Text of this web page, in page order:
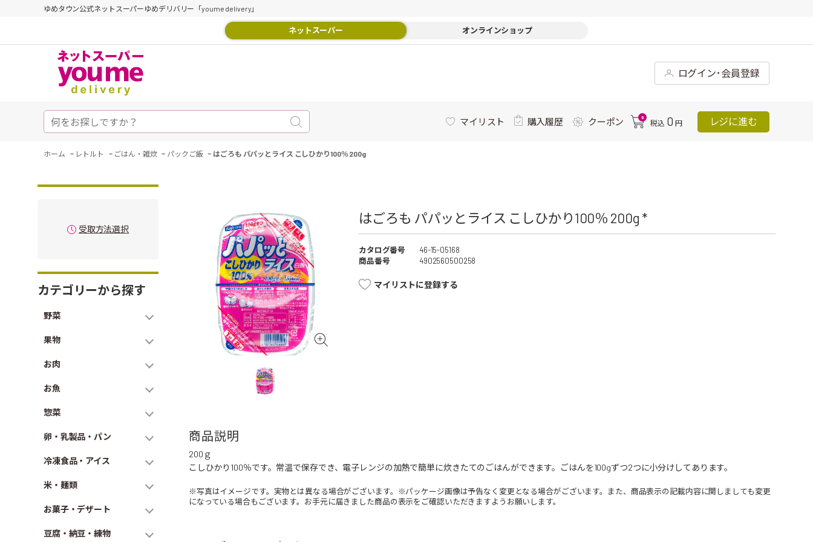
ゆめタウン公式ネットスーパーゆめデリバリー「youme delivery」
ネットスーパー オンラインショップ
ログイン･会員登録
マイリスト 購入履歴 クーポン 0
税込 0 円 レジに進む
ホーム - レトルト - ごはん・雑炊 - パックご飯 - はごろも パパッとライス こしひかり100％ 200g
受取方法選択
カテゴリーから探す
野菜
果物
お肉
お魚
惣菜
卵・乳製品・パン
冷凍食品・アイス
米・麺類
お菓子・デザート
豆腐・納豆・練物
はごろも パパッとライス こしひかり100％ 200g *
カタログ番号
46-15-05168
商品番号
4902560500258
マイリストに登録する
商品説明
200ｇ
こしひかり100％です。常温で保存でき、電子レンジの加熱で簡単に炊きたてのごはんができます。ごはんを100gずつ2つに小分けしてあります。
※写真はイメージです。実物とは異なる場合がございます。※パッケージ画像は予告なく変更となる場合がございます。また、商品表示の記載内容に関しましても変更
になっている場合もございます。お手元に届きました商品の表示をご確認いただきますようお願いします。